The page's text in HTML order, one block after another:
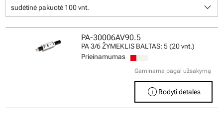
sudėtinė pakuotė 100 vnt. keyboard_arrow_down
PA-30006AV90.5
PA 3/6 ŽYMEKLIS BALTAS: 5 (20 vnt.)
Prieinamumas
Gaminama pagal užsakymą
info Rodyti detales